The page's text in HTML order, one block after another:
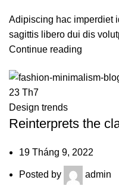
Adipiscing hac imperdiet
sagittis libero dui dis
Continue reading
23 Th7
Design trends
Reinterprets the
19 Tháng 9, 2022
Posted by admin